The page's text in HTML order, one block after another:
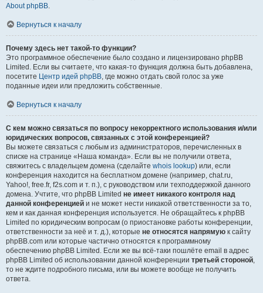
About phpBB.
Вернуться к началу
Почему здесь нет такой-то функции?
Это программное обеспечение было создано и лицензировано phpBB
Limited. Если вы считаете, что какая-то функция должна быть добавлена,
посетите Центр идей phpBB, где можно отдать свой голос за уже
поданные идеи или предложить собственные.
Вернуться к началу
С кем можно связаться по вопросу некорректного использования и/или
юридических вопросов, связанных с этой конференцией?
Вы можете связаться с любым из администраторов, перечисленных в
списке на странице «Наша команда». Если вы не получили ответа,
свяжитесь с владельцем домена (сделайте whois lookup) или, если
конференция находится на бесплатном домене (например, chat.ru,
Yahoo!, free.fr, f2s.com и т. п.), с руководством или техподдержкой данного
домена. Учтите, что phpBB Limited не имеет никакого контроля над
данной конференцией и не может нести никакой ответственности за то,
кем и как данная конференция используется. Не обращайтесь к phpBB
Limited по юридическим вопросам (о приостановке работы конференции,
ответственности за неё и т. д.), которые не относятся напрямую к сайту
phpBB.com или которые частично относятся к программному
обеспечению phpBB Limited. Если же вы всё-таки пошлёте email в адрес
phpBB Limited об использовании данной конференции третьей стороной,
то не ждите подробного письма, или вы можете вообще не получить
ответа.